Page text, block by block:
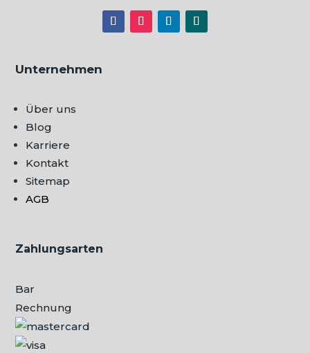
Unternehmen
Über uns
Blog
Karriere
Kontakt
Sitemap
AGB
Zahlungsarten
Bar
Rechnung